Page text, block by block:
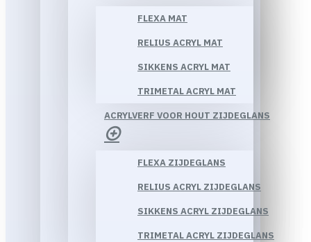
FLEXA MAT
RELIUS ACRYL MAT
SIKKENS ACRYL MAT
TRIMETAL ACRYL MAT
ACRYLVERF VOOR HOUT ZIJDEGLANS
FLEXA ZIJDEGLANS
RELIUS ACRYL ZIJDEGLANS
SIKKENS ACRYL ZIJDEGLANS
TRIMETAL ACRYL ZIJDEGLANS